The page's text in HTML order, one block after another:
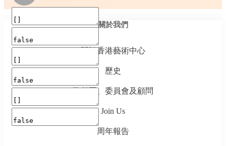
關於我們
關於香港藝術中心
歷史
監督團、委員會及顧問
Join Us
周年報告